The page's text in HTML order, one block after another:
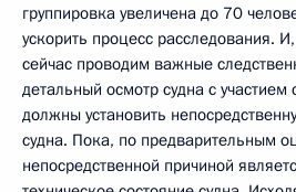
группировка увеличена до 70
ускорить процесс расследования.
сейчас проводим важные
детальный осмотр судна с
должны установить
судна. Пока, по предварительным
непосредственной причиной